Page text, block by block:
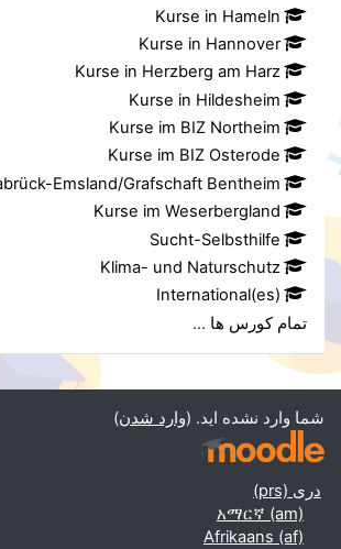
Kurse in Hameln
Kurse in Hannover
Kurse in Herzberg am Harz
Kurse in Hildesheim
Kurse im BIZ Northeim
Kurse im BIZ Osterode
Emsland/Grafschaft Bentheim
Kurse im Weserbergland
Sucht-Selbsthilfe
Klima- und Naturschutz
International(es)
تمام کورس ها ...
شما وارد نشده اید. (وارد شدن)
دری ‎(prs)‎
አማርኛ ‎(am)‎
Afrikaans ‎(af)‎